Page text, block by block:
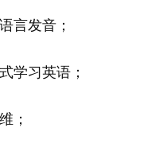
发音；
习英语；
；